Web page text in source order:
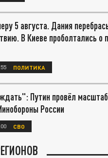
5 августа. Дания
В Киеве проболтались о
ПОЛИТИКА
Путин провёл
России
СВО